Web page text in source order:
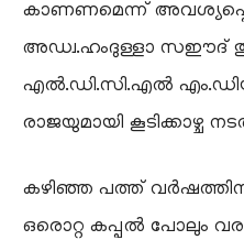
കാണണമെന്ന്
അഡ്വ.ഹംദുള്ളാ സഈദ്
എൽ.ഡി.സി.എൽ
രാജയുമായി കൂടിക്കാഴ്ച
കഴിഞ്ഞ പത്ത്
ഒരൊറ്റ കപ്പൽ പോലും